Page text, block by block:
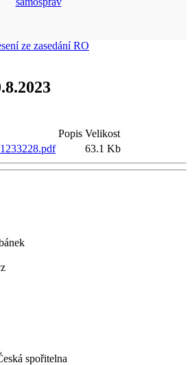
ze zasedání RO
Popis Velikost
63.1 Kb
spořitelna